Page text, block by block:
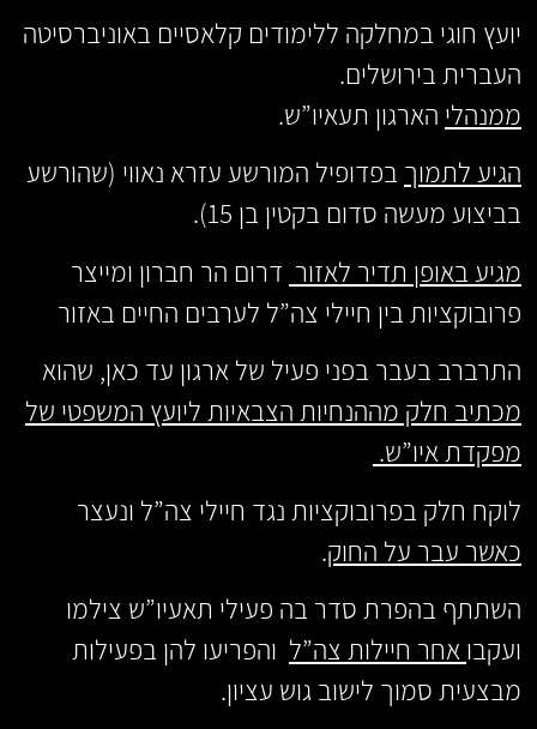
יועץ חוגי במחלקה ללימודים קלאסיים באוניברסיטה
העברית בירושלים.
ממנהלי הארגון תעאיו”ש.
הגיע לתמוך בפדופיל המורשע עזרא נאווי (שהורשע
בביצוע מעשה סדום בקטין בן 15).
מגיע באופן תדיר לאזור דרום הר חברון ומייצר
פרובוקציות בין חיילי צה”ל לערבים החיים באזור
התרברב בעבר בפני פעיל של ארגון עד כאן, שהוא
מכתיב חלק מההנחיות הצבאיות ליועץ המשפטי של
מפקדת איו”ש.
לוקח חלק בפרובוקציות נגד חיילי צה”ל ונעצר
כאשר עבר על החוק.
השתתף בהפרת סדר בה פעילי תאעיו”ש צילמו
ועקבו אחר חיילות צה”ל והפריעו להן בפעילות
מבצעית סמוך לישוב גוש עציון.